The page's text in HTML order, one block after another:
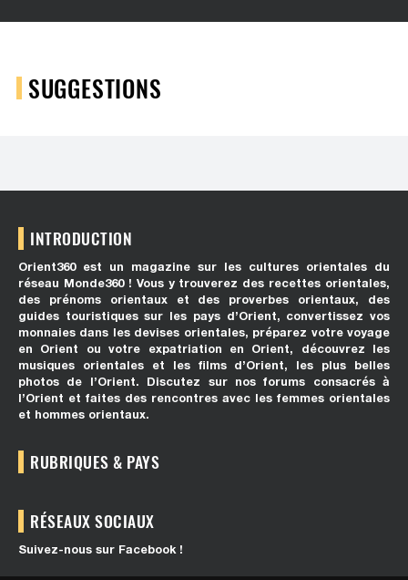
SUGGESTIONS
INTRODUCTION
Orient360 est un magazine sur les cultures orientales du
réseau Monde360 ! Vous y trouverez des recettes orientales,
des prénoms orientaux et des proverbes orientaux, des
guides touristiques sur les pays d’Orient, convertissez vos
monnaies dans les devises orientales, préparez votre voyage
en Orient ou votre expatriation en Orient, découvrez les
musiques orientales et les films d’Orient, les plus belles
photos de l’Orient. Discutez sur nos forums consacrés à
l’Orient et faites des rencontres avec les femmes orientales
et hommes orientaux.
RUBRIQUES & PAYS
RÉSEAUX SOCIAUX
Suivez-nous sur Facebook !